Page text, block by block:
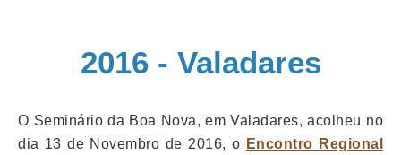
2016 - Valadares
O Seminário da Boa Nova, em Valadares, acolheu no
dia 13 de Novembro de 2016, o Encontro Regional